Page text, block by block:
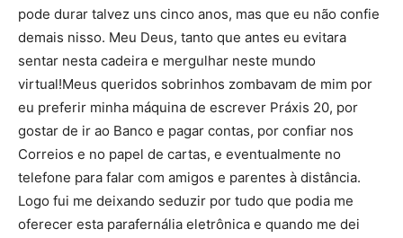
pode durar talvez uns cinco anos, mas que eu não confie
demais nisso. Meu Deus, tanto que antes eu evitara
sentar nesta cadeira e mergulhar neste mundo
virtual!Meus queridos sobrinhos zombavam de mim por
eu preferir minha máquina de escrever Práxis 20, por
gostar de ir ao Banco e pagar contas, por confiar nos
Correios e no papel de cartas, e eventualmente no
telefone para falar com amigos e parentes à distância.
Logo fui me deixando seduzir por tudo que podia me
oferecer esta parafernália eletrônica e quando me dei